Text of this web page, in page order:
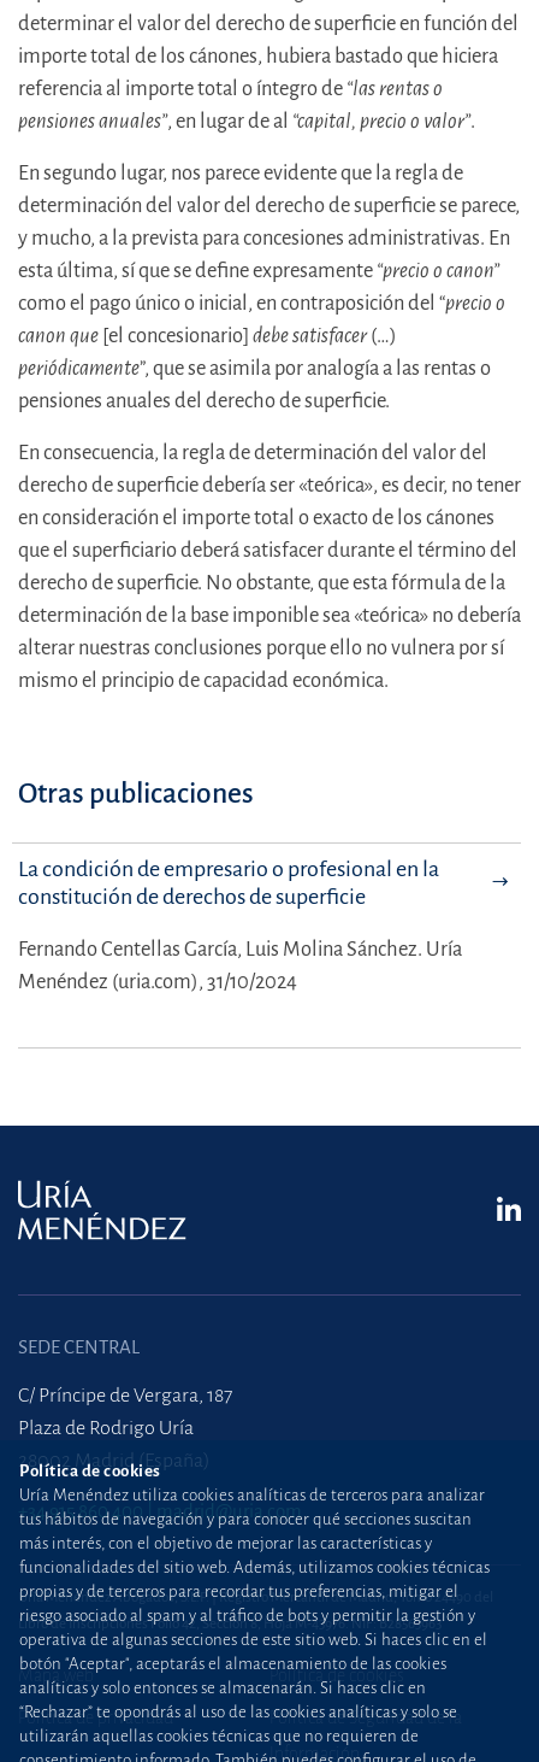
determinar el valor del derecho de superficie en función del
importe total de los cánones, hubiera bastado que hiciera
referencia al importe total o íntegro de “las rentas o
pensiones anuales”, en lugar de al “capital, precio o valor”.
En segundo lugar, nos parece evidente que la regla de
determinación del valor del derecho de superficie se parece,
y mucho, a la prevista para concesiones administrativas. En
esta última, sí que se define expresamente “precio o canon”
como el pago único o inicial, en contraposición del “precio o
canon que [el concesionario] debe satisfacer(…)
periódicamente”, que se asimila por analogía a las rentas o
pensiones anuales del derecho de superficie.
En consecuencia, la regla de determinación del valor del
derecho de superficie debería ser «teórica», es decir, no tener
en consideración el importe total o exacto de los cánones
que el superficiario deberá satisfacer durante el término del
derecho de superficie. No obstante, que esta fórmula de la
determinación de la base imponible sea «teórica» no debería
alterar nuestras conclusiones porque ello no vulnera por sí
mismo el principio de capacidad económica.
Otras publicaciones
La condición de empresario o profesional en la
constitución de derechos de superficie
Fernando Centellas García, Luis Molina Sánchez. Uría
Menéndez (uria.com), 31/10/2024
SEDE CENTRAL
C/ Príncipe de Vergara, 187
Plaza de Rodrigo Uría
28002 Madrid (España)
+34 915 860 400 madrid@uria.com
Uría Menéndez Abogados, S.L.P. | Registro Mercantil de Madrid, Tomo 24490 del
Libro de Inscripciones Folio 42, Sección 8, Hoja M-43976. NIF: B28563963
Mapa web Política de cookies
Política de privacidad
Política de Seguridad de la
Información
Política de cookies
Uría Menéndez utiliza cookies analíticas de terceros para analizar
tus hábitos de navegación y para conocer qué secciones suscitan
más interés, con el objetivo de mejorar las características y
funcionalidades del sitio web. Además, utilizamos cookies técnicas
propias y de terceros para recordar tus preferencias, mitigar el
riesgo asociado al spam y al tráfico de bots y permitir la gestión y
operativa de algunas secciones de este sitio web. Si haces clic en el
botón "Aceptar", aceptarás el almacenamiento de las cookies
analíticas y solo entonces se almacenarán. Si haces clic en
“Rechazar” te opondrás al uso de las cookies analíticas y solo se
utilizarán aquellas cookies técnicas que no requieren de